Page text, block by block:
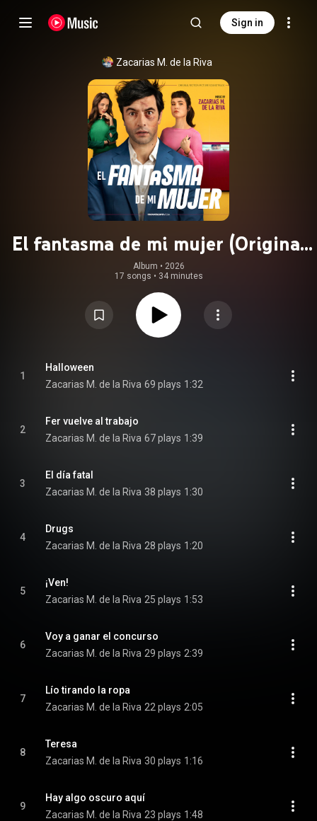
Sign in
Zacarias M. de la Riva
El fantasma de mi mujer (Original
Motion Picture Soundtrack)
Album • 2026
17 songs • 34 minutes
1
Halloween
Zacarias M. de la Riva 69 plays 1:32
2
Fer vuelve al trabajo
Zacarias M. de la Riva 67 plays 1:39
3
El día fatal
Zacarias M. de la Riva 38 plays 1:30
4
Drugs
Zacarias M. de la Riva 28 plays 1:20
5
¡Ven!
Zacarias M. de la Riva 25 plays 1:53
6
Voy a ganar el concurso
Zacarias M. de la Riva 29 plays 2:39
7
Lío tirando la ropa
Zacarias M. de la Riva 22 plays 2:05
8
Teresa
Zacarias M. de la Riva 30 plays 1:16
9
Hay algo oscuro aquí
Zacarias M. de la Riva 23 plays 1:48